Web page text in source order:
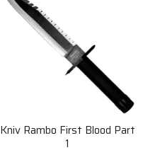
Kniv Rambo First Blood Part
1